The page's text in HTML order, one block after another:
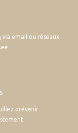
via email ou réseaux
prévenir